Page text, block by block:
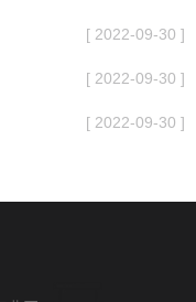
[ 2022-09-30 ]
[ 2022-09-30 ]
[ 2022-09-30 ]